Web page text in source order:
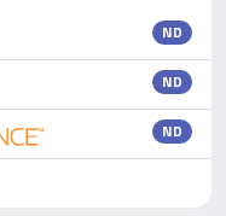
ND
ND
ND